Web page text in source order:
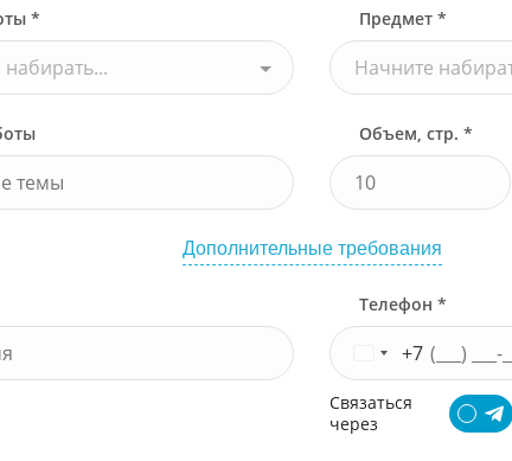
* Предмет *
Начните
Объем, стр. *
Дополнительные требования
Телефон *
+7
Связаться
через